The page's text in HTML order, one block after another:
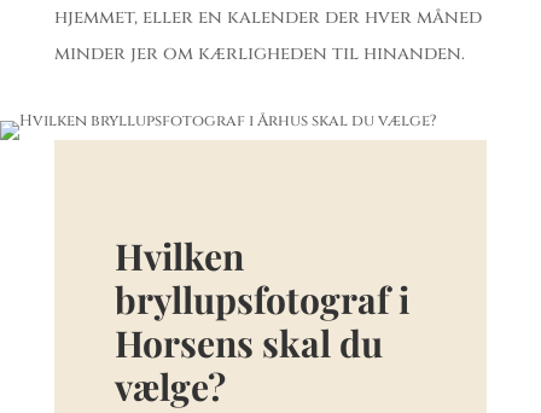
hjemmet, eller en kalender der hver måned
minder jer om kærligheden til hinanden.
Hvilken
bryllupsfotograf i
Horsens skal du
vælge?